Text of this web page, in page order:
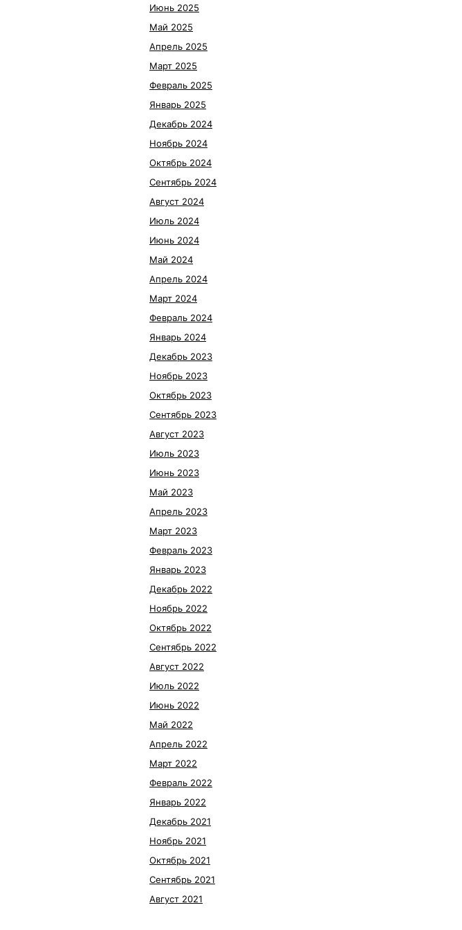
Июнь 2025
Май 2025
Апрель 2025
Март 2025
Февраль 2025
Январь 2025
Декабрь 2024
Ноябрь 2024
Октябрь 2024
Сентябрь 2024
Август 2024
Июль 2024
Июнь 2024
Май 2024
Апрель 2024
Март 2024
Февраль 2024
Январь 2024
Декабрь 2023
Ноябрь 2023
Октябрь 2023
Сентябрь 2023
Август 2023
Июль 2023
Июнь 2023
Май 2023
Апрель 2023
Март 2023
Февраль 2023
Январь 2023
Декабрь 2022
Ноябрь 2022
Октябрь 2022
Сентябрь 2022
Август 2022
Июль 2022
Июнь 2022
Май 2022
Апрель 2022
Март 2022
Февраль 2022
Январь 2022
Декабрь 2021
Ноябрь 2021
Октябрь 2021
Сентябрь 2021
Август 2021